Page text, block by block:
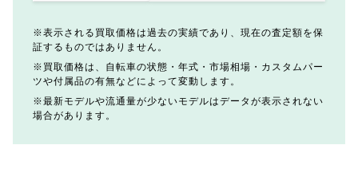
表示される買取価格は過去の実績であり、現在の査定額を保
証するものではありません。
買取価格は、自転車の状態・年式・市場相場・カスタムパー
ツや付属品の有無などによって変動します。
最新モデルや流通量が少ないモデルはデータが表示されない
場合があります。